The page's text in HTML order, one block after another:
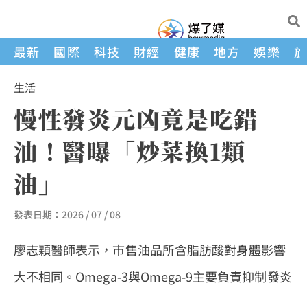
最新 國際 科技 財經 健康 地方 娛樂
生活
慢性發炎元凶竟是吃錯
油！醫曝「炒菜換1類
油」
發表日期： 2026 / 07 / 08
廖志穎醫師表示，市售油品所含脂肪酸對身體影響
大不相同。Omega-3與Omega-9主要負責抑制發炎